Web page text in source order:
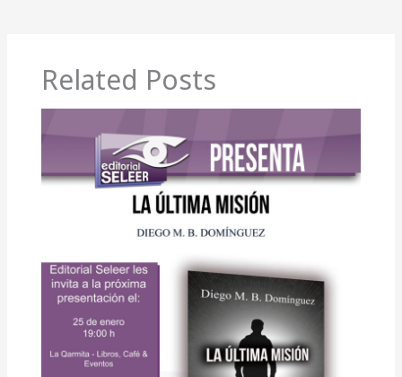
Related Posts